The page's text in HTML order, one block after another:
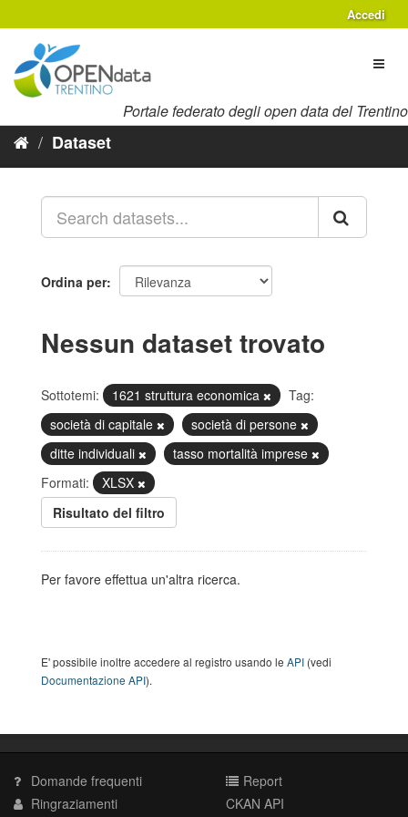
al
contenuto
Accedi
Portale federato degli open data del Trentino
Dataset
Ordina per
Nessun dataset trovato
Sottotemi: 1621 struttura economica
Tag:
società di capitale
società di persone
ditte individuali
tasso mortalità imprese
Formati:
XLSX
Risultato del filtro
Per favore effettua un'altra ricerca.
E' possibile inoltre accedere al registro usando le API (vedi
Documentazione API).
Domande frequenti
Ringraziamenti
Report
CKAN API